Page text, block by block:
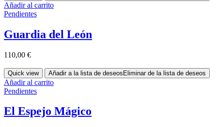
Añadir al carrito
Pendientes
Guardia del León
110,00 €
Quick view Añadir a la lista de deseosEliminar de la lista de deseos
Añadir al carrito
Pendientes
El Espejo Mágico